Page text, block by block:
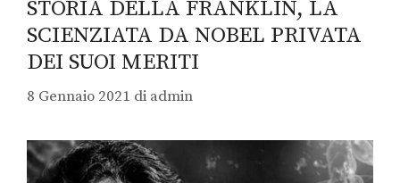
STORIA DELLA FRANKLIN, LA
SCIENZIATA DA NOBEL PRIVATA
DEI SUOI MERITI
8 Gennaio 2021 di admin